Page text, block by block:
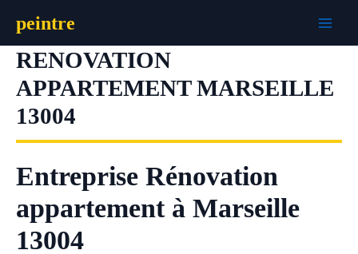
contenu
peintre
RENOVATION
APPARTEMENT MARSEILLE
13004
Entreprise Rénovation
appartement à Marseille
13004